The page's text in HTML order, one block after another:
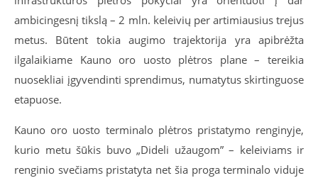
ambicingesnį tikslą – 2 mln. keleivių per artimiausius trejus
metus. Būtent tokia augimo trajektorija yra apibrėžta
ilgalaikiame Kauno oro uosto plėtros plane – tereikia
nuosekliai įgyvendinti sprendimus, numatytus skirtinguose
etapuose.
Kauno oro uosto terminalo plėtros pristatymo renginyje,
kurio metu šūkis buvo „Dideli užaugom” – keleiviams ir
renginio svečiams pristatyta net šia proga terminalo viduje